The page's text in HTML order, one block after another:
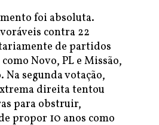
foi absoluta.
contra 22
de partidos
Novo, PL e Missão,
segunda votação,
direita tentou
para obstruir,
propor 10 anos como